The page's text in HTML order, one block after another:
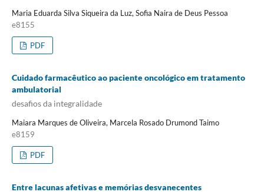
Maria Eduarda Silva Siqueira da Luz, Sofia Naira de Deus Pessoa
e8155
PDF
Cuidado farmacêutico ao paciente oncológico em tratamento
ambulatorial
desafios da integralidade
Maiara Marques de Oliveira, Marcela Rosado Drumond Taimo
e8159
PDF
Entre lacunas afetivas e memórias desvanecentes